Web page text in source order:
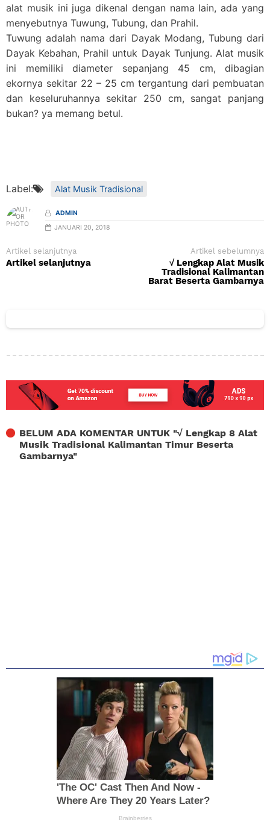
alat musik ini juga dikenal dengan nama lain, ada yang
menyebutnya Tuwung, Tubung, dan Prahil.
Tuwung adalah nama dari Dayak Modang, Tubung dari
Dayak Kebahan, Prahil untuk Dayak Tunjung. Alat musik
ini memiliki diameter sepanjang 45 cm, dibagian
ekornya sekitar 22 – 25 cm tergantung dari pembuatan
dan keseluruhannya sekitar 250 cm, sangat panjang
bukan? ya memang betul.
Label: Alat Musik Tradisional
ADMIN
JANUARI 20, 2018
Artikel selanjutnya
Artikel selanjutnya
Artikel sebelumnya
√ Lengkap Alat Musik
Tradisional Kalimantan
Barat Beserta Gambarnya
BELUM ADA KOMENTAR UNTUK "√ Lengkap 8 Alat
Musik Tradisional Kalimantan Timur Beserta
Gambarnya"